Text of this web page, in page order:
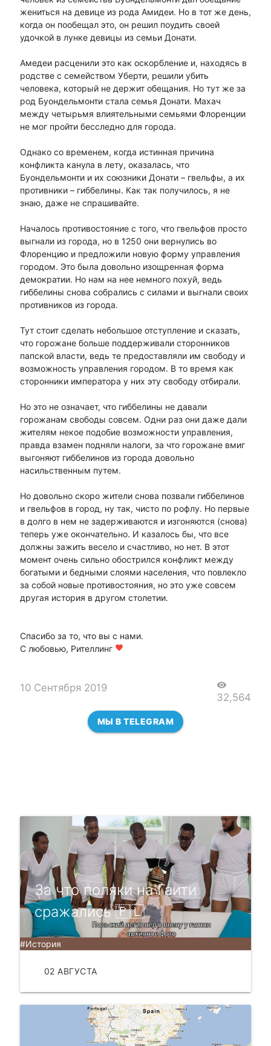
жениться на девице из рода Амидеи. Но в тот же день,
когда он пообещал это, он решил поудить своей
удочкой в лунке девицы из семьи Донати.
Амедеи расценили это как оскорбление и, находясь в
родстве с семейством Уберти, решили убить
человека, который не держит обещания. Но тут же за
род Буондельмонти стала семья Донати. Махач
между четырьмя влиятельными семьями Флоренции
не мог пройти бесследно для города.
Однако со временем, когда истинная причина
конфликта канула в лету, оказалась, что
Буондельмонти и их союзники Донати – гвельфы, а их
противники – гиббелины. Как так получилось, я не
знаю, даже не спрашивайте.
Началось противостояние с того, что гвельфов просто
выгнали из города, но в 1250 они вернулись во
Флоренцию и предложили новую форму управления
городом. Это была довольно изощренная форма
демократии. Но нам на нее немного похуй, ведь
гиббелины снова собрались с силами и выгнали своих
противников из города.
Тут стоит сделать небольшое отступление и сказать,
что горожане больше поддерживали сторонников
папской власти, ведь те предоставляли им свободу и
возможность управления городом. В то время как
сторонники императора у них эту свободу отбирали.
Но это не означает, что гиббелины не давали
горожанам свободы совсем. Одни раз они даже дали
жителям некое подобие возможности управления,
правда взамен подняли налоги, за что горожане вмиг
выгоняют гиббелинов из города довольно
насильственным путем.
Но довольно скоро жители снова позвали гиббелинов
и гвельфов в город, ну так, чисто по рофлу. Но первые
в долго в нем не задерживаются и изгоняются (снова)
теперь уже окончательно. И казалось бы, что все
должны зажить весело и счастливо, но нет. В этот
момент очень сильно обострился конфликт между
богатыми и бедными слоями населения, что повлекло
за собой новые противостояния, но это уже совсем
другая история в другом столетии.
Спасибо за то, что вы с нами.
С любовью, Рителлинг favorite
10 Сентября 2019 visibility
32,564
МЫ В TELEGRAM
За что поляки на Гаити
сражались 🇵🇱
#История
02 АВГУСТА